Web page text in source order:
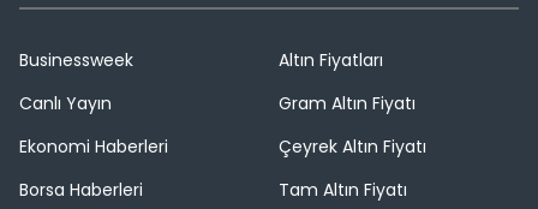
Businessweek
Canlı Yayın
Ekonomi Haberleri
Borsa Haberleri
Altın Fiyatları
Gram Altın Fiyatı
Çeyrek Altın Fiyatı
Tam Altın Fiyatı